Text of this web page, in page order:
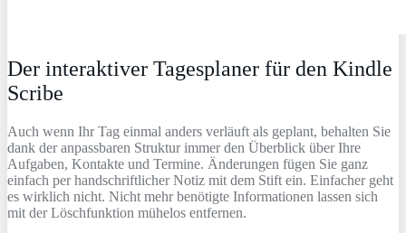
Der interaktiver Tagesplaner für den Kindle
Scribe
Auch wenn Ihr Tag einmal anders verläuft als geplant, behalten Sie
dank der anpassbaren Struktur immer den Überblick über Ihre
Aufgaben, Kontakte und Termine. Änderungen fügen Sie ganz
einfach per handschriftlicher Notiz mit dem Stift ein. Einfacher geht
es wirklich nicht. Nicht mehr benötigte Informationen lassen sich
mit der Löschfunktion mühelos entfernen.